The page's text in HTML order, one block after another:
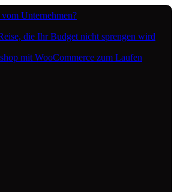
Unternehmen?
die Ihr Budget nicht sprengen wird
mit WooCommerce zum Laufen